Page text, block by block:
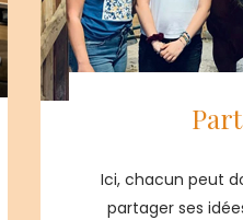
Ici, chacun peut
partager ses